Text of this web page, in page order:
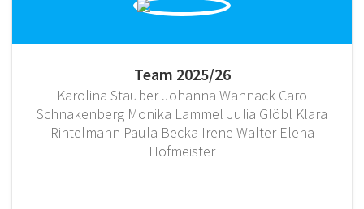
Team 2025/26
Karolina Stauber Johanna Wannack Caro
Schnakenberg Monika Lammel Julia Glöbl Klara
Rintelmann Paula Becka Irene Walter Elena
Hofmeister